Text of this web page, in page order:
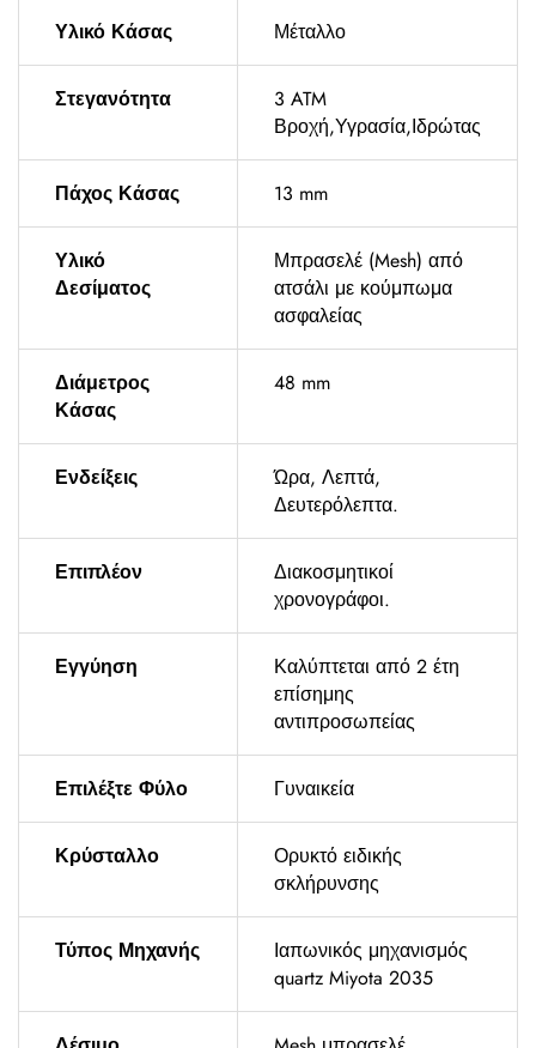
Υλικό Κάσας Μέταλλο
Στεγανότητα
3 ATM
Βροχή,Υγρασία,Ιδρώτας
Πάχος Κάσας 13 mm
Υλικό
Δεσίματος
Μπρασελέ (Mesh) από
ατσάλι με κούμπωμα
ασφαλείας
Διάμετρος
Κάσας
48 mm
Ενδείξεις
Ώρα, Λεπτά,
Δευτερόλεπτα.
Επιπλέον
Διακοσμητικοί
χρονογράφοι.
Εγγύηση
Καλύπτεται από 2 έτη
επίσημης
αντιπροσωπείας
Επιλέξτε Φύλο Γυναικεία
Κρύσταλλο
Ορυκτό ειδικής
σκλήρυνσης
Τύπος Μηχανής
Ιαπωνικός μηχανισμός
quartz Miyota 2035